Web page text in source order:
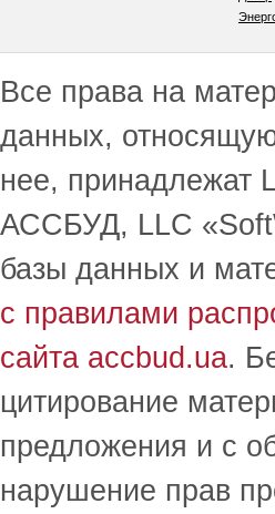
Все права на
данных,
нее, принадлежат
АССБУД, LLC
базы данных и
с правилами
сайта accbud.ua.
цитирование
предложения и с
нарушение прав